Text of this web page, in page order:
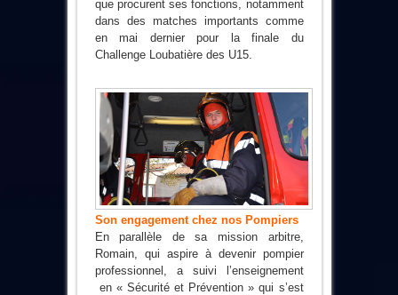
que procurent ses fonctions, notamment
dans des matches importants comme
en mai dernier pour la finale du
Challenge Loubatière des U15.
Son engagement chez nos Pompiers
En parallèle de sa mission arbitre,
Romain, qui aspire à devenir pompier
professionnel, a suivi l’enseignement
en « Sécurité et Prévention » qui s’est